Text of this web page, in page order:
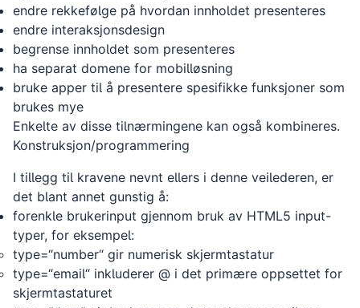
endre rekkefølge på hvordan innholdet presenteres
endre interaksjonsdesign
begrense innholdet som presenteres
ha separat domene for mobilløsning
bruke apper til å presentere spesifikke funksjoner som
brukes mye
Enkelte av disse tilnærmingene kan også kombineres.
Konstruksjon/programmering
I tillegg til kravene nevnt ellers i denne veilederen, er
det blant annet gunstig å:
forenkle brukerinput gjennom bruk av HTML5 input-
typer, for eksempel:
type=“number“ gir numerisk skjermtastatur
type=“email“ inkluderer @ i det primære oppsettet for
skjermtastaturet